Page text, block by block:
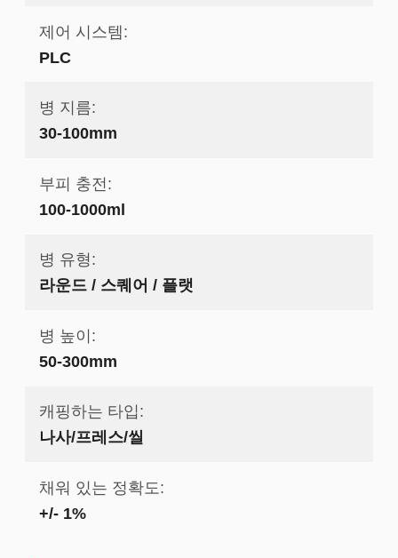
제어 시스템:
PLC
병 지름:
30-100mm
부피 충전:
100-1000ml
병 유형:
라운드 / 스퀘어 / 플랫
병 높이:
50-300mm
캐핑하는 타입:
나사/프레스/씰
채워 있는 정확도:
+/- 1%